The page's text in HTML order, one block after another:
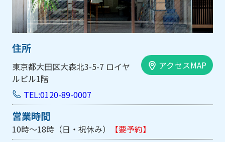
MAP
大阪市中央区内平野町1-1-5 西大
手前ビル103号
アクセス
TEL:0120-89-0007
営業時間
10時～18時（日・祝休み/土曜は不定休）